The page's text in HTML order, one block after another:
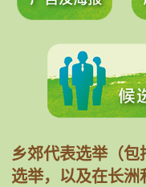
乡郊代表选举（
选举，以及在长洲